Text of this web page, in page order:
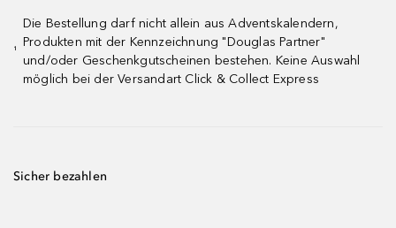
¹
Die Bestellung darf nicht allein aus Adventskalendern,
Produkten mit der Kennzeichnung "Douglas Partner"
und/oder Geschenkgutscheinen bestehen. Keine Auswahl
möglich bei der Versandart Click & Collect Express
Sicher bezahlen